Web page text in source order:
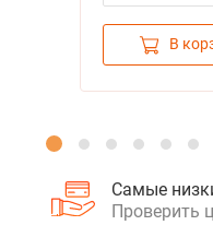
В
Самые
Проверить